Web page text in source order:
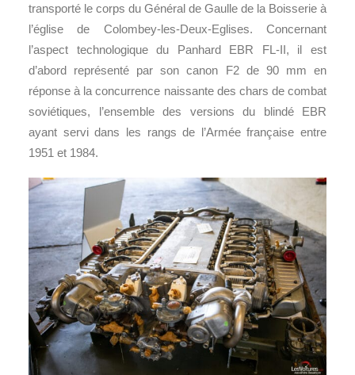
transporté le corps du Général de Gaulle de la Boisserie à
l’église de Colombey-les-Deux-Eglises. Concernant
l’aspect technologique du Panhard EBR FL-II, il est
d’abord représenté par son canon F2 de 90 mm en
réponse à la concurrence naissante des chars de combat
soviétiques, l’ensemble des versions du blindé EBR
ayant servi dans les rangs de l’Armée française entre
1951 et 1984.